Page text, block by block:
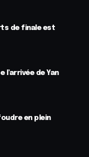
de finale est
l’arrivée de Yan
en plein